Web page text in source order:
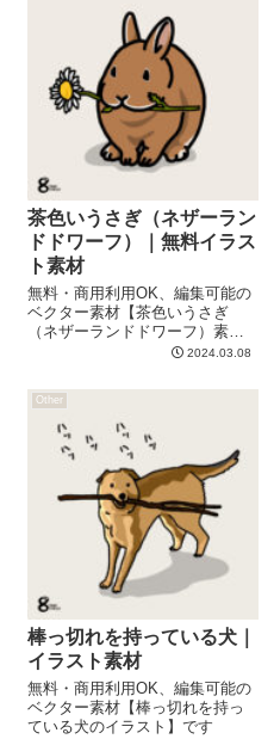
茶色いうさぎ（ネザーラン
ドドワーフ）｜無料イラス
ト素材
無料・商用利用OK、編集可能の
ベクター素材【茶色いうさぎ
（ネザーランドドワーフ）素材
2024.03.08
Other
棒っ切れを持っている犬｜
イラスト素材
無料・商用利用OK、編集可能の
ベクター素材【棒っ切れを持っ
ている犬のイラスト】です